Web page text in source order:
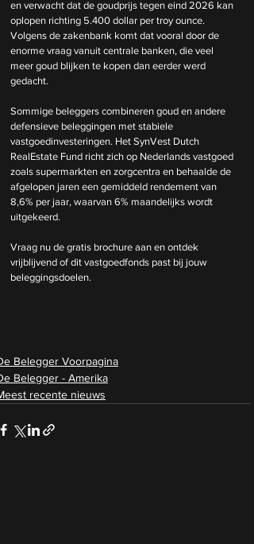
en verwacht dat de goudprijs tegen eind 2026 kan
oplopen richting 5.400 dollar per troy ounce.
Volgens de zakenbank komt dat vooral door de
enorme vraag vanuit centrale banken, die veel
meer goud blijken te kopen dan eerder werd
gedacht.
Sommige beleggers combineren goud en andere
defensieve beleggingen met stabiele
vastgoedinvesteringen. Het SynVest Dutch
RealEstate Fund richt zich op Nederlands vastgoed
zoals supermarkten en zorgcentra en behaalde de
afgelopen jaren een gemiddeld rendement van
8,6% per jaar, waarvan 6% maandelijks wordt
uitgekeerd.
Vraag nu de gratis brochure aan en ontdek
vrijblijvend of dit vastgoedfonds past bij jouw
beleggingsdoelen.
Belegger Voorpagina
Belegger - Amerika
recente nieuws